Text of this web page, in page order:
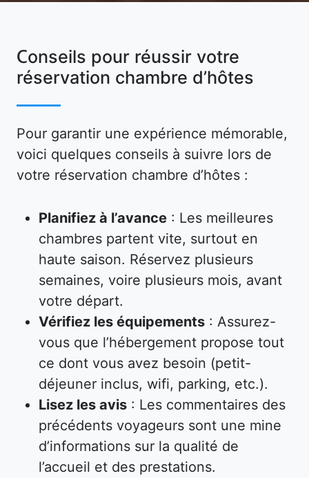
Conseils pour réussir votre
réservation chambre d’hôtes
Pour garantir une expérience mémorable,
voici quelques conseils à suivre lors de
votre réservation chambre d’hôtes :
Planifiez à l’avance : Les meilleures
chambres partent vite, surtout en
haute saison. Réservez plusieurs
semaines, voire plusieurs mois, avant
votre départ.
Vérifiez les équipements : Assurez-
vous que l’hébergement propose tout
ce dont vous avez besoin (petit-
déjeuner inclus, wifi, parking, etc.).
Lisez les avis : Les commentaires des
précédents voyageurs sont une mine
d’informations sur la qualité de
l’accueil et des prestations.